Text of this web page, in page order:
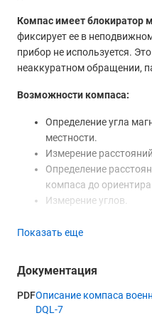
Компас имеет блокиратор
фиксирует ее в
прибор не используется.
неаккуратном обращении,
Возможности компаса:
Определение угла
местности.
Измерение
Определение
компаса до ориентира
Измерение углов.
Компас предназначен для
или непосредственно на
связи или онлайн-
Показать еще
Документация
PDFОписание компаса
DQL-7